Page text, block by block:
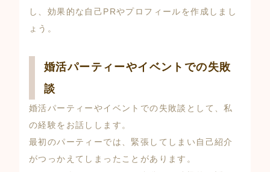
し、効果的な自己PRやプロフィールを作成しまし
ょう。
婚活パーティーやイベントでの失敗
談
婚活パーティーやイベントでの失敗談として、私
の経験をお話しします。
最初のパーティーでは、緊張してしまい自己紹介
がつっかえてしまったことがあります。